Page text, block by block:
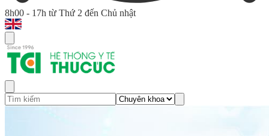
8h00 - 17h từ Thứ 2 đến Chủ nhật